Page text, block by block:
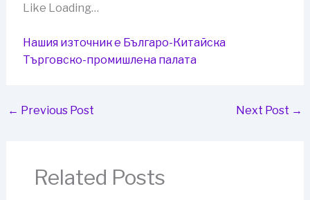
Like Loading…
Нашия източник е Българо-Китайска
Търговско-промишлена палaта
← Previous Post Next Post →
Related Posts